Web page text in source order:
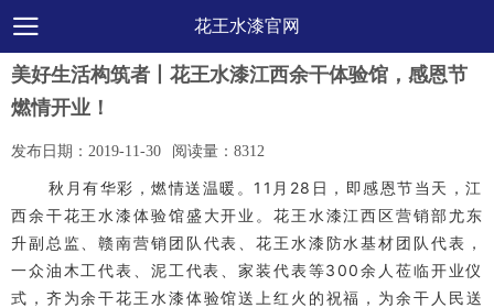
花王水漆官网
美好生活构筑者丨花王水漆江西余干体验馆，感恩节
燃情开业！
发布日期： 2019-11-30 阅读量： 8312
秋月有华彩，燃情送温暖。 11月28日，即感恩节当天，江
西余干花王水漆体验馆盛大开业。 花王水漆江西区营销部尤东
升副总监、赣南营销团队代表、花王水漆防水基材团队代表，
一众油木工代表、泥工代表、家装代表等300余人莅临开业仪
式，齐为余干花王水漆体验馆送上红火的祝福，为余干人民送